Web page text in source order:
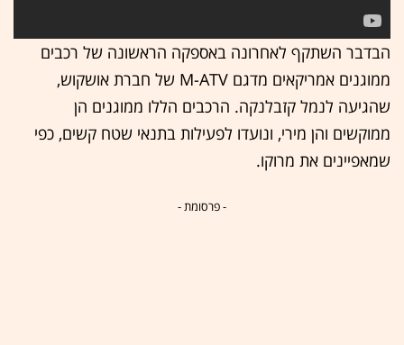
הבדבר השתקף לאחרונה באספקה הראשונה של רכבים
ממוגנים אמריקאים מדגם M-ATV של חברת אושקוש,
שהגיעה לנמל קזבלנקה. הרכבים הללו ממוגנים הן
ממוקשים והן מירי, ונועדו לפעילות בתנאי שטח קשים, כפי
שמאפיינים את מרוקו.
- פרסומת -